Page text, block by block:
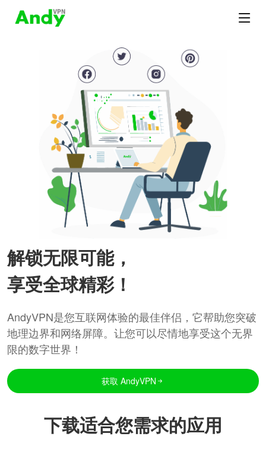
解锁无限可能，
享受全球精彩！
AndyVPN是您互联网体验的最佳伴侣，它帮助您突破
地理边界和网络屏障。让您可以尽情地享受这个无界
限的数字世界！
获取 AndyVPN
下载适合您需求的应用